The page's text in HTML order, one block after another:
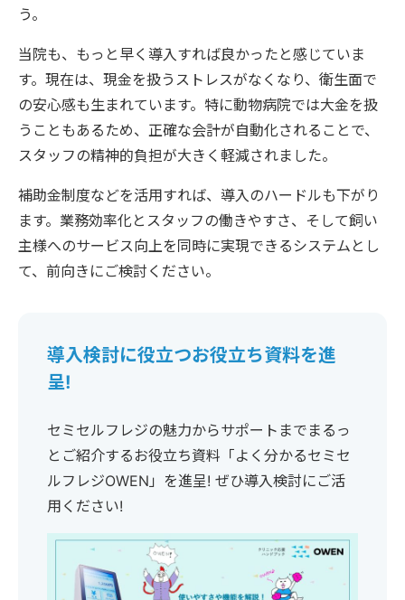
う。
当院も、もっと早く導入すれば良かったと感じていま
す。現在は、現金を扱うストレスがなくなり、衛生面で
の安心感も生まれています。特に動物病院では大金を扱
うこともあるため、正確な会計が自動化されることで、
スタッフの精神的負担が大きく軽減されました。
補助金制度などを活用すれば、導入のハードルも下がり
ます。業務効率化とスタッフの働きやすさ、そして飼い
主様へのサービス向上を同時に実現できるシステムとし
て、前向きにご検討ください。
導入検討に役立つお役立ち資料を進
呈!
セミセルフレジの魅力からサポートまでまるっ
とご紹介するお役立ち資料「よく分かるセミセ
ルフレジOWEN」を進呈! ぜひ導入検討にご活
用ください!